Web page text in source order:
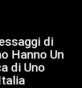
di
Hanno Un
di Uno